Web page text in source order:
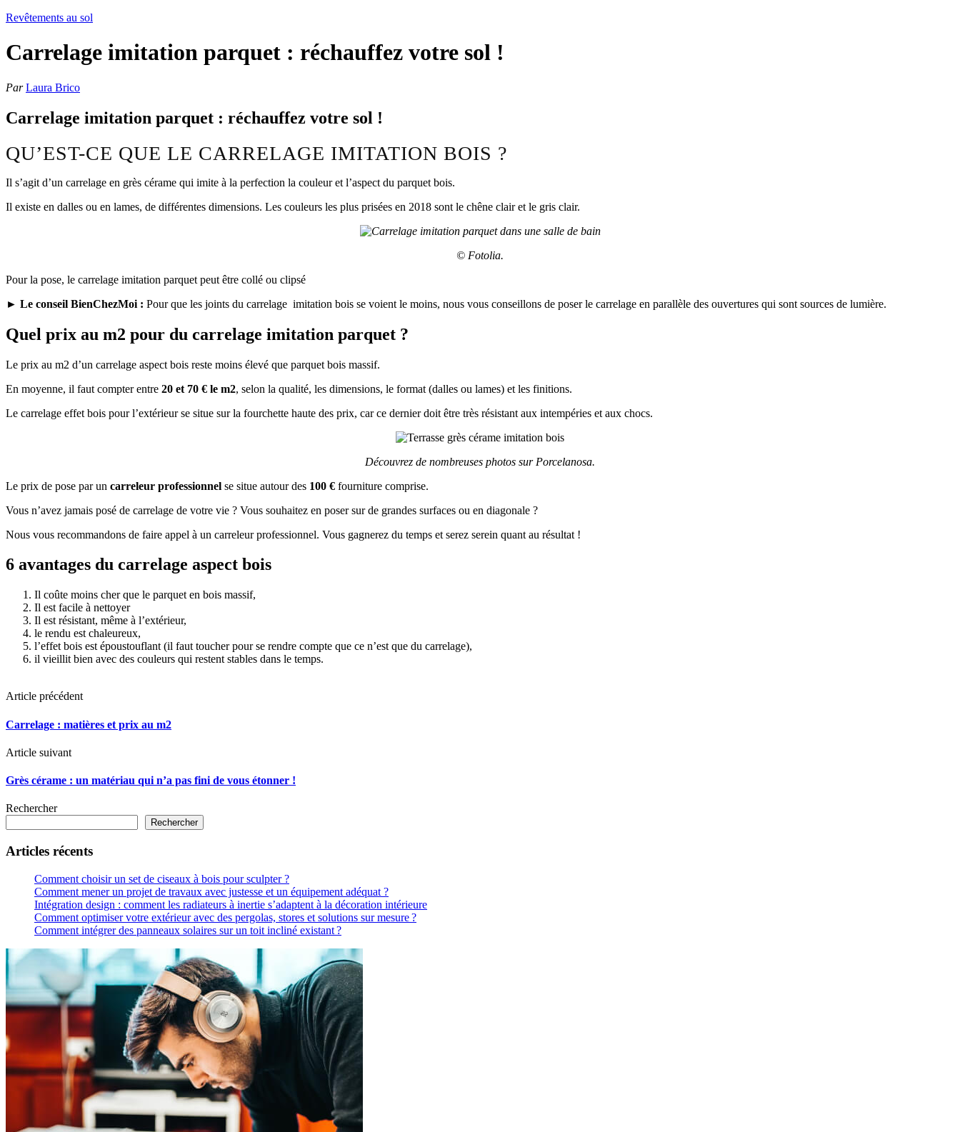
Revêtements au sol
Carrelage imitation parquet : réchauffez votre sol !
Par Laura Brico
Carrelage imitation parquet : réchauffez votre sol !
QU’EST-CE QUE LE CARRELAGE IMITATION BOIS ?
Il s’agit d’un carrelage en grès cérame qui imite à la perfection la couleur et l’aspect du parquet bois.
Il existe en dalles ou en lames, de différentes dimensions. Les couleurs les plus prisées en 2018 sont le chêne clair et le gris clair.
© Fotolia.
Pour la pose, le carrelage imitation parquet peut être collé ou clipsé
► Le conseil BienChezMoi : Pour que les joints du carrelage imitation bois se voient le moins, nous vous conseillons de poser le carrelage en parallèle des ouvertures qui sont sources de lumière.
Quel prix au m2 pour du carrelage imitation parquet ?
Le prix au m2 d’un carrelage aspect bois reste moins élevé que parquet bois massif.
En moyenne, il faut compter entre 20 et 70 € le m2, selon la qualité, les dimensions, le format (dalles ou lames) et les finitions.
Le carrelage effet bois pour l’extérieur se situe sur la fourchette haute des prix, car ce dernier doit être très résistant aux intempéries et aux chocs.
Découvrez de nombreuses photos sur Porcelanosa.
Le prix de pose par un carreleur professionnel se situe autour des 100 € fourniture comprise.
Vous n’avez jamais posé de carrelage de votre vie ? Vous souhaitez en poser sur de grandes surfaces ou en diagonale ?
Nous vous recommandons de faire appel à un carreleur professionnel. Vous gagnerez du temps et serez serein quant au résultat !
6 avantages du carrelage aspect bois
Il coûte moins cher que le parquet en bois massif,
Il est facile à nettoyer
Il est résistant, même à l’extérieur,
le rendu est chaleureux,
l’effet bois est époustouflant (il faut toucher pour se rendre compte que ce n’est que du carrelage),
il vieillit bien avec des couleurs qui restent stables dans le temps.
Article précédent
Carrelage : matières et prix au m2
Article suivant
Grès cérame : un matériau qui n’a pas fini de vous étonner !
Rechercher
Rechercher
Articles récents
Comment choisir un set de ciseaux à bois pour sculpter ?
Comment mener un projet de travaux avec justesse et un équipement adéquat ?
Intégration design : comment les radiateurs à inertie s’adaptent à la décoration intérieure
Comment optimiser votre extérieur avec des pergolas, stores et solutions sur mesure ?
Comment intégrer des panneaux solaires sur un toit incliné existant ?